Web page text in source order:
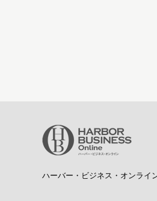
ハーバー・ビジネス・オンライ